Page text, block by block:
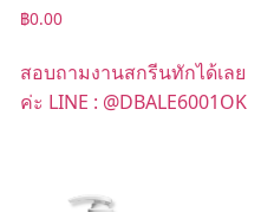
฿0.00
สอบถามงานสกรีนทักได้เลย
ค่ะ LINE : @DBALE6001OK